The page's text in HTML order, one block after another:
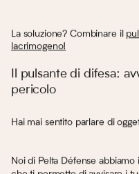
La soluzione? Combinare il
lacrimogeno!
Il pulsante di difesa:
pericolo
Hai mai sentito parlare di
Noi di Pelta Défense abbiamo